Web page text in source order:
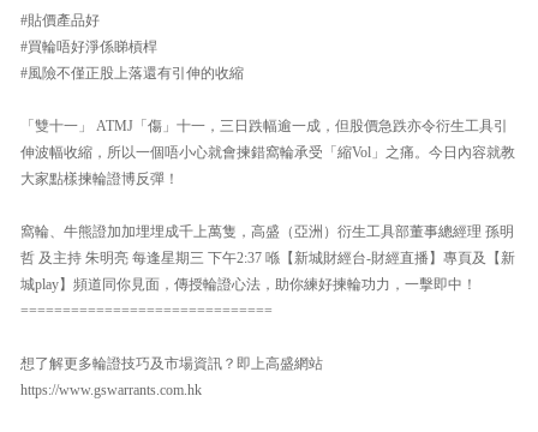
#貼價產品好
#買輪唔好淨係睇槓桿
#風險不僅正股上落還有引伸的收縮
「雙十一」 ATMJ「傷」十一，三日跌幅逾一成，但股價急跌亦令衍生工具引
伸波幅收縮，所以一個唔小心就會揀錯窩輪承受「縮Vol」之痛。今日內容就教
大家點樣揀輪證博反彈！
窩輪、牛熊證加加埋埋成千上萬隻，高盛（亞洲）衍生工具部董事總經理 孫明
哲 及主持 朱明亮 每逢星期三 下午2:37 喺【新城財經台-財經直播】專頁及【新
城play】頻道同你見面，傳授輪證心法，助你練好揀輪功力，一擊即中！
==============================
想了解更多輪證技巧及市場資訊？即上高盛網站
https://www.gswarrants.com.hk